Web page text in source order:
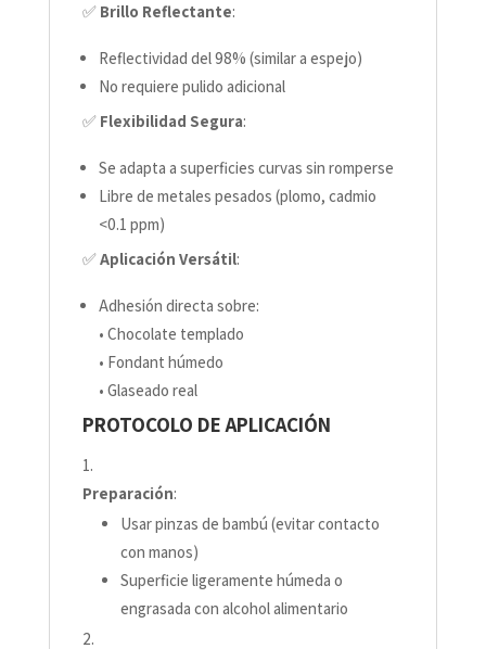
✅ Brillo Reflectante:
Reflectividad del 98% (similar a espejo)
No requiere pulido adicional
✅ Flexibilidad Segura:
Se adapta a superficies curvas sin romperse
Libre de metales pesados (plomo, cadmio
<0.1 ppm)
✅Aplicación Versátil:
Adhesión directa sobre:
• Chocolate templado
• Fondant húmedo
• Glaseado real
PROTOCOLO DE APLICACIÓN
Preparación:
Usar pinzas de bambú (evitar contacto
con manos)
Superficie ligeramente húmeda o
engrasada con alcohol alimentario